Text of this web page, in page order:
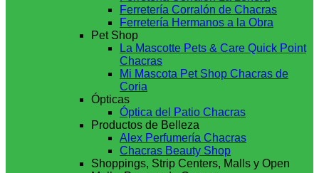
Ferretería Corralón de Chacras
Ferretería Hermanos a la Obra
Pet Shop
La Mascotte Pets & Care Quick Point
Chacras
Mi Mascota Pet Shop Chacras de
Coria
Ópticas
Óptica del Patio Chacras
Productos de Belleza
Alex Perfumería Chacras
Chacras Beauty Shop
Shoppings, Strip Centers, Malls y Open